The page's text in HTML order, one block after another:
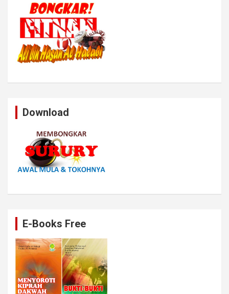
Download
E-Books Free